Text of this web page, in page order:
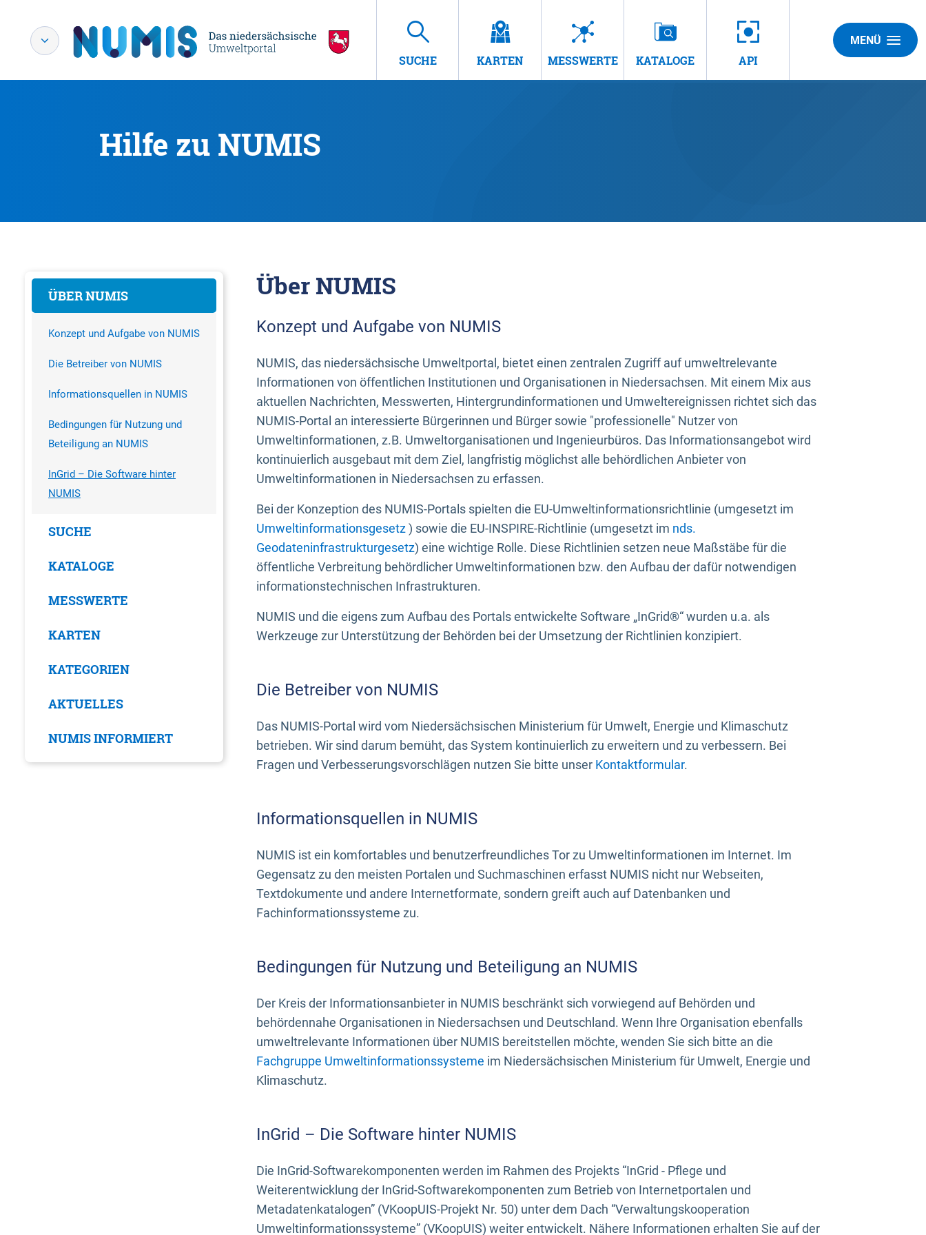
SUCHE KARTEN MESSWERTE KATALOGE API
MENÜ
Hilfe zu NUMIS
ÜBER NUMIS
Konzept und Aufgabe von NUMIS
Die Betreiber von NUMIS
Informationsquellen in NUMIS
Bedingungen für Nutzung und
Beteiligung an NUMIS
InGrid – Die Software hinter
NUMIS
SUCHE
KATALOGE
MESSWERTE
KARTEN
KATEGORIEN
AKTUELLES
NUMIS INFORMIERT
Über NUMIS
Konzept und Aufgabe von NUMIS
NUMIS, das niedersächsische Umweltportal, bietet einen zentralen Zugriff auf umweltrelevante
Informationen von öffentlichen Institutionen und Organisationen in Niedersachsen. Mit einem Mix aus
aktuellen Nachrichten, Messwerten, Hintergrundinformationen und Umweltereignissen richtet sich das
NUMIS-Portal an interessierte Bürgerinnen und Bürger sowie "professionelle" Nutzer von
Umweltinformationen, z.B. Umweltorganisationen und Ingenieurbüros. Das Informationsangebot wird
kontinuierlich ausgebaut mit dem Ziel, langfristig möglichst alle behördlichen Anbieter von
Umweltinformationen in Niedersachsen zu erfassen.
Bei der Konzeption des NUMIS-Portals spielten die EU-Umweltinformationsrichtlinie (umgesetzt im
Umweltinformationsgesetz) sowie die EU-INSPIRE-Richtlinie (umgesetzt im nds.
Geodateninfrastrukturgesetz) eine wichtige Rolle. Diese Richtlinien setzen neue Maßstäbe für die
öffentliche Verbreitung behördlicher Umweltinformationen bzw. den Aufbau der dafür notwendigen
informationstechnischen Infrastrukturen.
NUMIS und die eigens zum Aufbau des Portals entwickelte Software „InGrid®“ wurden u.a. als
Werkzeuge zur Unterstützung der Behörden bei der Umsetzung der Richtlinien konzipiert.
Die Betreiber von NUMIS
Das NUMIS-Portal wird vom Niedersächsischen Ministerium für Umwelt, Energie und Klimaschutz
betrieben. Wir sind darum bemüht, das System kontinuierlich zu erweitern und zu verbessern. Bei
Fragen und Verbesserungsvorschlägen nutzen Sie bitte unser Kontaktformular.
Informationsquellen in NUMIS
NUMIS ist ein komfortables und benutzerfreundliches Tor zu Umweltinformationen im Internet. Im
Gegensatz zu den meisten Portalen und Suchmaschinen erfasst NUMIS nicht nur Webseiten,
Textdokumente und andere Internetformate, sondern greift auch auf Datenbanken und
Fachinformationssysteme zu.
Bedingungen für Nutzung und Beteiligung an NUMIS
Der Kreis der Informationsanbieter in NUMIS beschränkt sich vorwiegend auf Behörden und
behördennahe Organisationen in Niedersachsen und Deutschland. Wenn Ihre Organisation ebenfalls
umweltrelevante Informationen über NUMIS bereitstellen möchte, wenden Sie sich bitte an die
Fachgruppe Umweltinformationssysteme im Niedersächsischen Ministerium für Umwelt, Energie und
Klimaschutz.
InGrid – Die Software hinter NUMIS
Die InGrid-Softwarekomponenten werden im Rahmen des Projekts “InGrid - Pflege und
Weiterentwicklung der InGrid-Softwarekomponenten zum Betrieb von Internetportalen und
Metadatenkatalogen” (VKoopUIS-Projekt Nr. 50) unter dem Dach “Verwaltungskooperation
Umweltinformationssysteme” (VKoopUIS) weiter entwickelt. Nähere Informationen erhalten Sie auf der